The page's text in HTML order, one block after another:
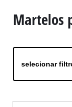
Martelos
selecionar